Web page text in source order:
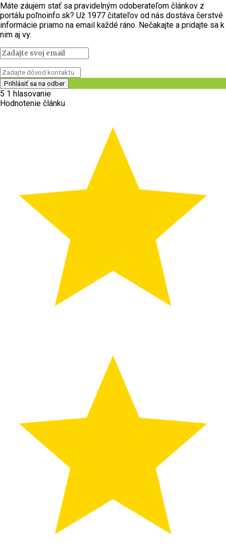
Máte záujem stať sa pravidelným odoberateľom článkov z
portálu poľnoinfo.sk? Už 1977 čitateľov od nás dostáva čerstvé
informácie priamo na email každé ráno. Nečakajte a pridajte sa k
nim aj vy.
5 1 hlasovanie
Hodnotenie článku